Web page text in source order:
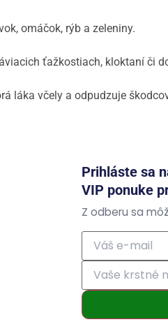
omáčok, rýb a zeleniny.
ťažkostiach, kloktaní či
láka včely a odpudzuje
Prihláste sa
VIP ponuke
Z odberu sa